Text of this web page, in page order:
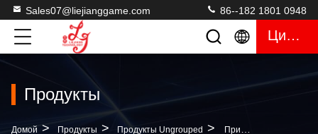
Sales07@liejianggame.com 86--182 1801 0948
Цитата
Продукты
Домой > Продукты > Продукты Ungrouped > Принтер Gp 58CR ICT Для Машин Игр Азартной Игры Слота Таблицы Рыб Видео-